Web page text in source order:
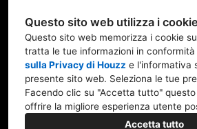
Questo sito web utilizza i cookie
Questo sito web memorizza i cookie
tratta le tue informazioni in conformità
sulla Privacy di Houzz e l'informativa
presente sito web. Seleziona le tue
Facendo clic su "Accetta tutto"
offrire la migliore esperienza utente
Accetta tutto
Member BNI "La Hora
Via Cusani, 10
+39 348 262